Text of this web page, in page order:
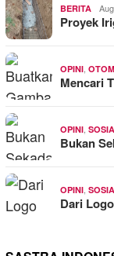
BERITA
Proyek
OPINI
Mencari
OPINI
Bukan
OPINI
Dari